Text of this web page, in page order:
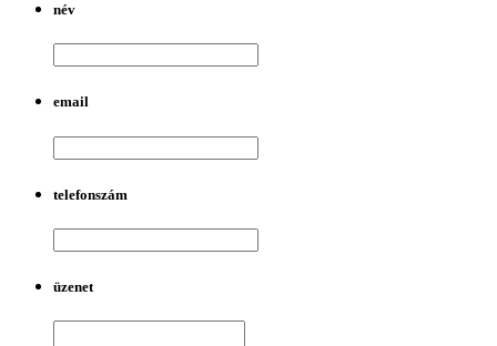
név
email
telefonszám
üzenet